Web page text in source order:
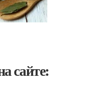
сайте: